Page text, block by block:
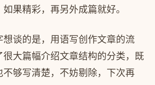
果精彩，再另外成篇就好。
想谈的是，用语写创作文章的流
大篇幅介绍文章结构的分类，既
不够写清楚，不妨剔除，下次再